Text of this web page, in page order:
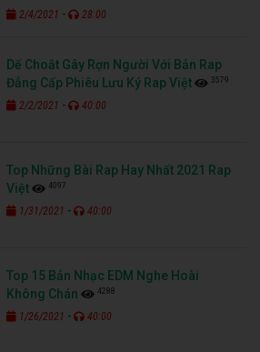
2/4/2021 - 28:00
Dế Choắt Gây Rợn Người Với Bản Rap
Đẳng Cấp Phiêu Lưu Ký Rap Việt
3579
2/2/2021 - 40:00
Top Những Bài Rap Hay Nhất 2021 Rap
Việt
4097
1/31/2021 - 40:00
Top 15 Bản Nhạc EDM Nghe Hoài
Không Chán
4288
1/26/2021 - 40:00